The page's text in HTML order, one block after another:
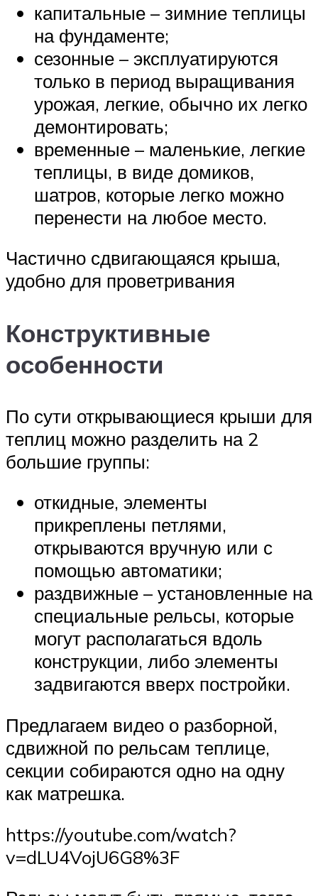
капитальные – зимние теплицы
на фундаменте;
сезонные – эксплуатируются
только в период выращивания
урожая, легкие, обычно их легко
демонтировать;
временные – маленькие, легкие
теплицы, в виде домиков,
шатров, которые легко можно
перенести на любое место.
Частично сдвигающаяся крыша,
удобно для проветривания
Конструктивные
особенности
По сути открывающиеся крыши для
теплиц можно разделить на 2
большие группы:
откидные, элементы
прикреплены петлями,
открываются вручную или с
помощью автоматики;
раздвижные – установленные на
специальные рельсы, которые
могут располагаться вдоль
конструкции, либо элементы
задвигаются вверх постройки.
Предлагаем видео о разборной,
сдвижной по рельсам теплице,
секции собираются одно на одну
как матрешка.
https://youtube.com/watch?
v=dLU4VojU6G8%3F